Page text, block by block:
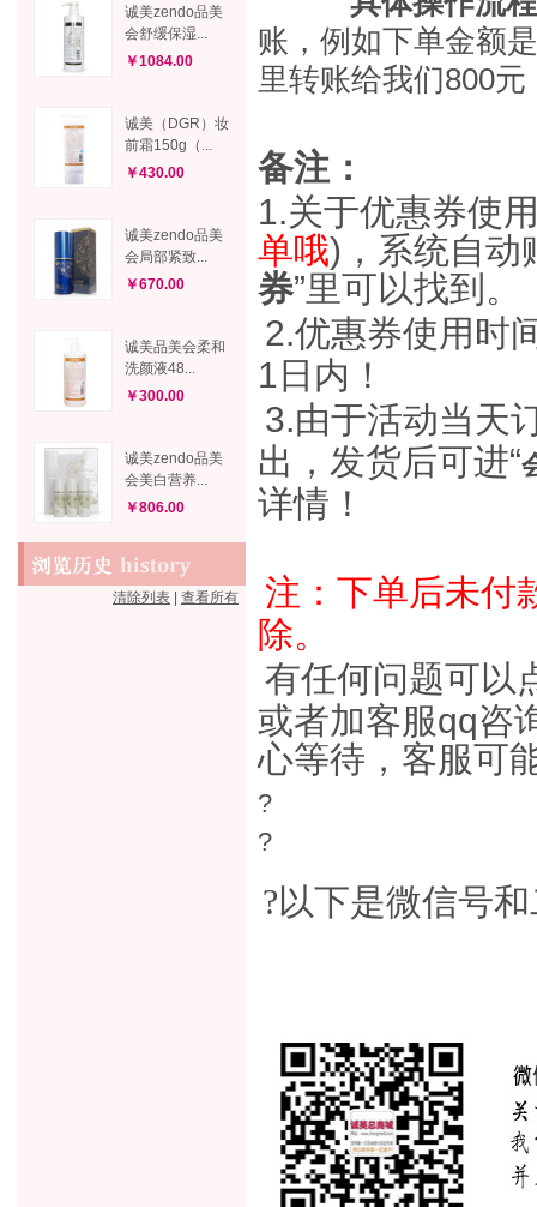
账，例如下单金额
里转账给我们800
备注：
1.关于优惠券使
单哦)，系统自动
券”里可以找到。
2.优惠券使用时
1日内！
3.由于活动当天
出，发货后可进“
详情！
注：下单后未付
除。
有任何问题可以
或者加客服qq咨
心等待，客服可
?
?
?以下是微信号
诚美zendo品美
会舒缓保湿...
￥1084.00
诚美（DGR）妆
前霜150g（...
￥430.00
诚美zendo品美
会局部紧致...
￥670.00
诚美品美会柔和
洗颜液48...
￥300.00
诚美zendo品美
会美白营养...
￥806.00
清除列表 查看所有